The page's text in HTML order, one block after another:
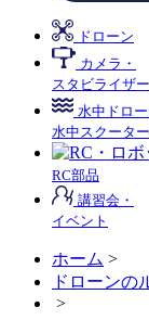
ドローン
カメラ・
スタビライザー
水中ドロー
水中スクーター
RC部品
講習会・
イベント
ホーム >
ドローンの
>